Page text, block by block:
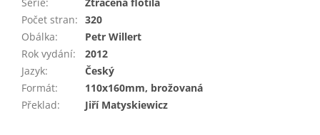
Počet stran: 320
Obálka:
Petr Willert
Rok vydání:
2012
Jazyk:
Český
Formát:
110x160mm, brožovaná
Překlad: Jiří Matyskiewicz